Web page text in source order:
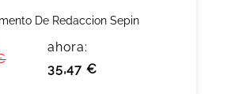
De Redaccion Sepin
ahora:
35,47 €